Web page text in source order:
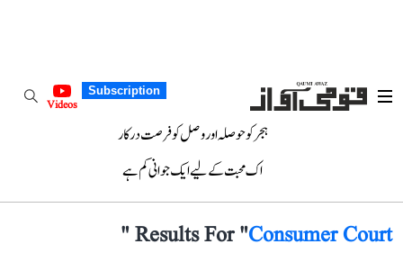
Subscription
Videos
ہجر کو حوصلہ اور وصل کو فرصت درکار
اک محبت کے لیے ایک جوانی کم ہے
Results For "Consumer Court
"